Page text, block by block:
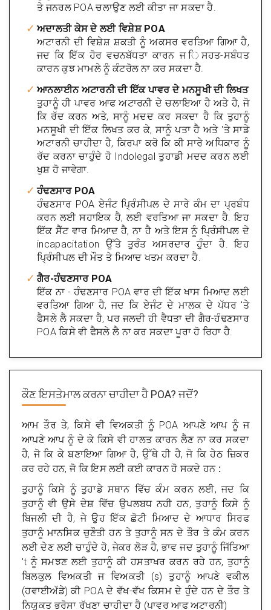
ਤੇ ਜਨਰਲ POA ਚਲਾਉਣ ਲਈ ਕੀਤਾ ਜਾ ਸਕਦਾ ਹੈ.
ਅਦਾਲਤੀ ਕੇਸ ਦੇ ਲਈ ਵਿਸ਼ੇਸ਼ POA
ਅਟਾਰਨੀ ਦੀ ਵਿਸ਼ੇਸ਼ ਸ਼ਕਤੀ ਨੂੰ ਅਕਸਰ ਵਰਤਿਆ ਗਿਆ ਹੈ,
ਜਦ ਕਿ ਇੱਕ ਹੋਰ ਵਚਨਬੱਧਤਾ ਕਾਰਨ ਜ ਿਸਹਤ-ਸਬੰਧਤ
ਕਾਰਨ ਕੁਝ ਮਾਮਲੇ ਨੂੰ ਕੰਟਰੋਲ ਨਾ ਕਰ ਸਕਦਾ ਹੈ.
ਆਨਲਾਈਨ ਅਟਾਰਨੀ ਦੀ ਇੱਕ ਪਾਵਰ ਦੇ ਮਨਸੂਖੀ ਦੀ ਲਿਖਤ
ਤੁਹਾਨੂੰ ਹੀ ਪਾਵਰ ਆਫ ਅਟਾਰਨੀ ਦੇ ਚਲਾਇਆ ਹੈ ਅਤੇ ਹੈ, ਜੋ
ਕਿ ਰੱਦ ਕਰਨ ਅਤੇ, ਸਾਨੂੰ ਮਦਦ ਕਰ ਸਕਦਾ ਹੈ ਕਿ ਤੁਹਾਨੂੰ
ਮਨਸੂਖੀ ਦੀ ਇੱਕ ਲਿਖਤ ਕਰ ਕੇ, ਸਾਨੂੰ ਪਤਾ ਹੈ ਅਤੇ 'ਤੇ ਸਾਡੇ
ਅਟਾਰਨੀ ਚਾਹੀਦਾ ਹੈ, ਕਿਰਪਾ ਕਰੋ ਕਿ ਕੀ ਸਾਰੇ ਅਧਿਕਾਰ ਨੂੰ
ਰੱਦ ਕਰਨਾ ਚਾਹੁੰਦੇ ਹੋ Indolegal ਤੁਹਾਡੀ ਮਦਦ ਕਰਨ ਲਈ
ਖੁਸ਼ ਹੋ ਜਾਵੇਗਾ.
ਹੰਢਣਸਾਰ POA
ਹੰਢਣਸਾਰ POA ਏਜੰਟ ਪ੍ਰਿੰਸੀਪਲ ਦੇ ਸਾਰੇ ਕੰਮ ਦਾ ਪ੍ਰਬੰਧ
ਕਰਨ ਲਈ ਸਹਾਇਕ ਹੈ, ਲਈ ਵਰਤਿਆ ਜਾ ਸਕਦਾ ਹੈ. ਇਹ
ਇੱਕ ਸੈੱਟ ਵਾਰ ਮਿਆਦ ਹੈ, ਨਾ ਹੈ ਅਤੇ ਇਸ ਨੂੰ ਪ੍ਰਿੰਸੀਪਲ ਦੇ
incapacitation ਉੱਤੇ ਤੁਰੰਤ ਅਸਰਦਾਰ ਹੁੰਦਾ ਹੈ. ਇਹ
ਪ੍ਰਿੰਸੀਪਲ ਦੀ ਮੌਤ ਤੇ ਮਿਆਦ ਖਤਮ ਕਰਦਾ ਹੈ.
ਗੈਰ-ਹੰਢਣਸਾਰ POA
ਇੱਕ ਨਾ - ਹੰਢਣਸਾਰ POA ਵਾਰ ਦੀ ਇੱਕ ਖਾਸ ਮਿਆਦ ਲਈ
ਵਰਤਿਆ ਗਿਆ ਹੈ, ਜਦ ਕਿ ਏਜੰਟ ਦੇ ਮਾਲਕ ਦੇ ਪੱਧਰ 'ਤੇ
ਫੈਸਲੇ ਲੈ ਸਕਦਾ ਹੈ, ਪਰ ਜਲਦੀ ਹੀ ਵੈਧਤਾ ਦੀ ਗੈਰ-ਹੰਢਣਸਾਰ
POA ਕਿਸੇ ਵੀ ਫੈਸਲੇ ਲੈ ਨਾ ਕਰ ਸਕਦਾ ਪੂਰਾ ਹੋ ਰਿਹਾ ਹੈ.
ਕੌਣ ਇਸਤੇਮਾਲ ਕਰਨਾ ਚਾਹੀਦਾ ਹੈPOA? ਜਦੋਂ?
ਆਮ ਤੌਰ ਤੇ, ਕਿਸੇ ਵੀ ਵਿਅਕਤੀ ਨੂੰ POA ਆਪਣੇ ਆਪ ਨੂੰ ਜ
ਆਪਣੇ ਆਪ ਨੂੰ ਦੇ ਕੇ ਕਿਸੇ ਵੀ ਹਾਲਤ ਕਾਰਨ ਲੈਣ ਨਾ ਕਰ ਸਕਦਾ
ਹੈ, ਜੋ ਕਿ ਕੇ ਬਣਾਇਆ ਗਿਆ ਹੈ, ਉੱਥੇ ਹੀ ਹੈ, ਜੋ ਕਿ ਹੇਠ ਜ਼ਿਕਰ
ਕਰ ਰਹੇ ਹਨ, ਜੋ ਕਿ ਇਸ ਲਈ ਕਈ ਕਾਰਨ ਹੋ ਸਕਦੇ ਹਨ :
ਤੁਹਾਨੂੰ ਕਿਸੇ ਨੂੰ ਤੁਹਾਡੇ ਸਥਾਨ ਵਿੱਚ ਕੰਮ ਕਰਨ ਲਈ, ਜਦ ਕਿ
ਤੁਹਾਨੂੰ ਵੀ ਉਸੇ ਦੇਸ਼ ਵਿੱਚ ਉਪਲਬਧ ਨਹੀ ਹਨ, ਤੁਹਾਨੂੰ ਕਿਸੇ ਨੂੰ
ਬਿਜਲੀ ਦੀ ਹੈ, ਜੇ ਉਹ ਇੱਕ ਛੋਟੀ ਮਿਆਦ ਦੇ ਆਧਾਰ ਸਿਰਫ
ਤੁਹਾਨੂੰ ਮਾਨਸਿਕ ਚੁਣੌਤੀ ਹਨ ਤੇ ਤੁਹਾਨੂੰ ਸਨ ਦੇ ਤੌਰ ਤੇ ਕੰਮ ਕਰਨ
ਲਈ ਦੇਣ ਲਈ ਚਾਹੁੰਦੇ ਹੋ, ਜੇਕਰ ਲੋੜ ਹੈ, ਭਾਵ ਜਦ ਤੁਹਾਨੂੰ ਜਿੱਤਿਆ
't ਨੂੰ ਸਮਝਣ ਲਈ ਤੁਹਾਨੂੰ ਕੀ ਹਸਤਾਖਰ ਕਰਨ ਰਹੇ ਹਨ, ਤੁਹਾਨੂੰ
ਬਿਲਕੁਲ ਵਿਅਕਤੀ ਜ ਵਿਅਕਤੀ (s) ਤੁਹਾਨੂੰ ਆਪਣੇ ਵਕੀਲ
(ਹਵਾਈਅੱਡੇ) ਕੀ POA ਦੇ ਵੱਖ-ਵੱਖ ਕਿਸਮ ਦੇ ਹੁੰਦੇ ਹਨ ਦੇ ਤੌਰ ਤੇ
ਨਿਯੁਕਤ ਭਰੋਸਾ ਰੱਖਣਾ ਚਾਹੀਦਾ ਹੈ (ਪਾਵਰ ਆਫ ਅਟਾਰਨੀ)